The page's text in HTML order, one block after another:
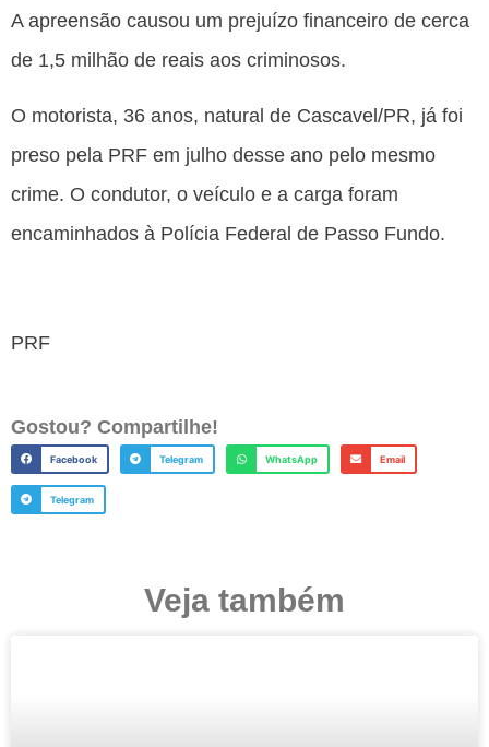
A apreensão causou um prejuízo financeiro de cerca
de 1,5 milhão de reais aos criminosos.
O motorista, 36 anos, natural de Cascavel/PR, já foi
preso pela PRF em julho desse ano pelo mesmo
crime. O condutor, o veículo e a carga foram
encaminhados à Polícia Federal de Passo Fundo.
PRF
Gostou? Compartilhe!
Facebook Telegram WhatsApp Email
Telegram
Veja também